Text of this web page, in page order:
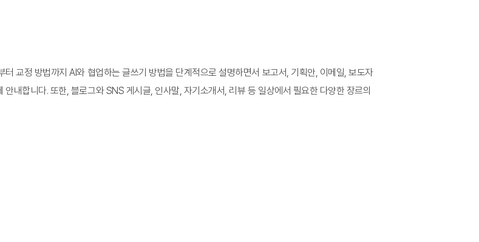
교정 방법까지 AI와 협업하는 글쓰기 방법을 단계적으로 설명하면서 보고서, 기획안, 이메일, 보도자
내합니다. 또한, 블로그와 SNS 게시글, 인사말, 자기소개서, 리뷰 등 일상에서 필요한 다양한 장르의